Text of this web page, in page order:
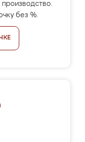
производство.
без %.